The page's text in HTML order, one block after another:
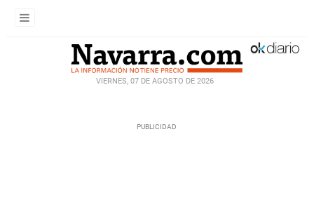
VIERNES, 07 DE AGOSTO DE 2026